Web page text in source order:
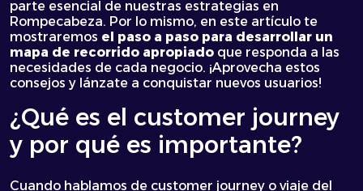
parte esencial de nuestras estrategias en
Rompecabeza. Por lo mismo, en este artículo te
mostraremos el paso a paso para desarrollar un
mapa de recorrido apropiado que responda a las
necesidades de cada negocio. ¡Aprovecha estos
consejos y lánzate a conquistar nuevos usuarios!
¿Qué es el customer journey
y por qué es importante?
Cuando hablamos de customer journey o viaje del